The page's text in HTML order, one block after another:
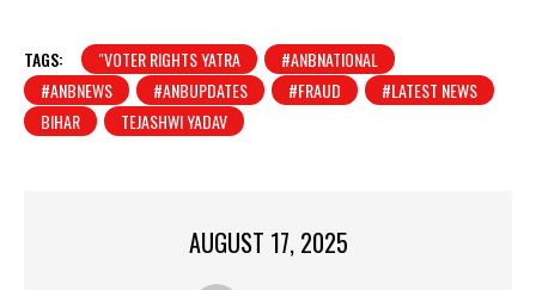
TAGS: "VOTER RIGHTS YATRA
#ANBNATIONAL
#ANBNEWS
#ANBUPDATES #FRAUD
#LATEST NEWS
BIHAR
TEJASHWI YADAV
AUGUST 17, 2025